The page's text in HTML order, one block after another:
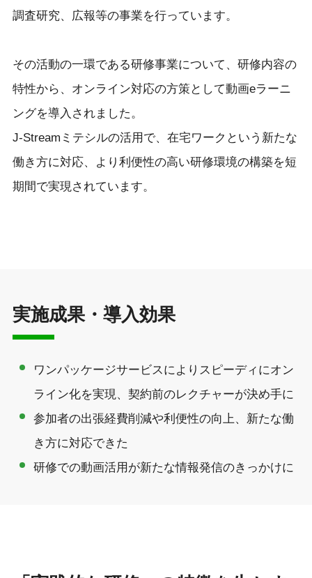
調査研究、広報等の事業を行っています。
その活動の一環である研修事業について、研修内容の
特性から、オンライン対応の方策として動画eラーニ
ングを導入されました。
J-Streamミテシルの活用で、在宅ワークという新たな
働き方に対応、より利便性の高い研修環境の構築を短
期間で実現されています。
実施成果・導入効果
ワンパッケージサービスにより スピーディにオン
ライン化を実現、契約前のレクチャーが決め手に
参加者の出張経費削減や利便性の向上、 新たな働
き方に対応できた
研修での動画活用が新たな情報発信のきっかけに